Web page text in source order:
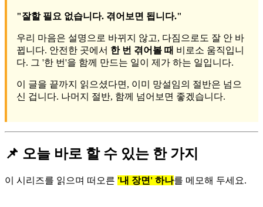
"잘할 필요 없습니다. 겪어보면 됩니다."
우리 마음은 설명으로 바뀌지 않고, 다짐으로도 잘 안 바
뀝니다. 안전한 곳에서 한 번 겪어볼 때 비로소 움직입니
다. 그 '한 번'을 함께 만드는 일이 제가 하는 일입니다.
이 글을 끝까지 읽으셨다면, 이미 망설임의 절반은 넘으
신 겁니다. 나머지 절반, 함께 넘어보면 좋겠습니다.
📌 오늘 바로 할 수 있는 한 가지
이 시리즈를 읽으며 떠오른 '내 장면' 하나를 메모해 두세요.